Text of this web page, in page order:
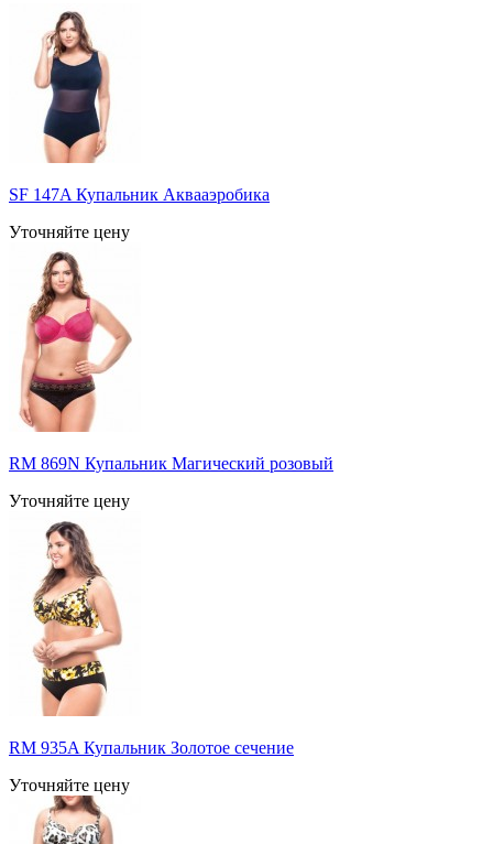
SF 147A Купальник Аквааэробика
Уточняйте цену
RM 869N Купальник Магический розовый
Уточняйте цену
RM 935A Купальник Золотое сечение
Уточняйте цену